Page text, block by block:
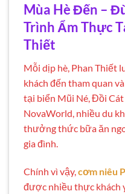
Mùa Hè Đến –
Trình Ẩm Thực
Thiết
Mỗi dịp hè, Phan Thiết
khách đến tham quan
tại biển Mũi Né, Đồi Cát
NovaWorld, nhiều du
thưởng thức bữa ăn
gia đình.
Chính vì vậy, cơm niêu
được nhiều thực khách